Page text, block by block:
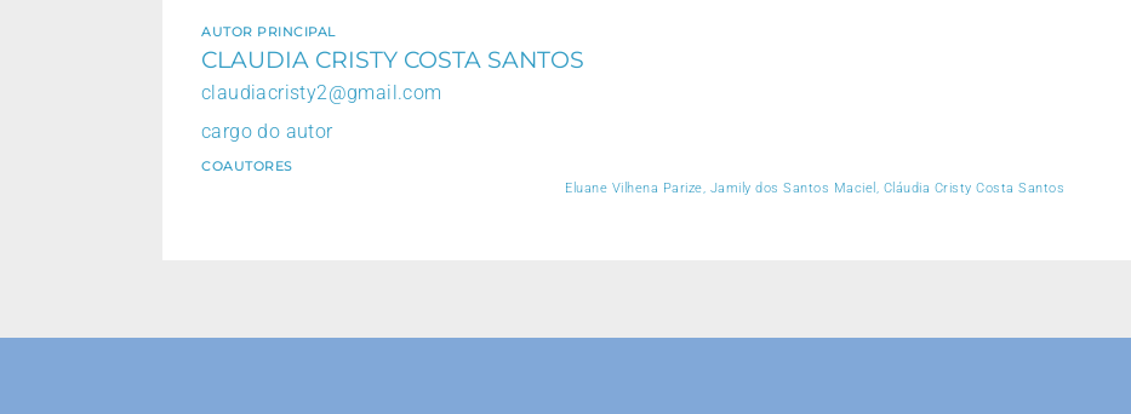
AUTOR PRINCIPAL
CLAUDIA CRISTY COSTA SANTOS
claudiacristy2@gmail.com
cargo do autor
COAUTORES
Eluane Vilhena Parize, Jamily dos Santos Maciel, Cláudia Cristy Costa Santos